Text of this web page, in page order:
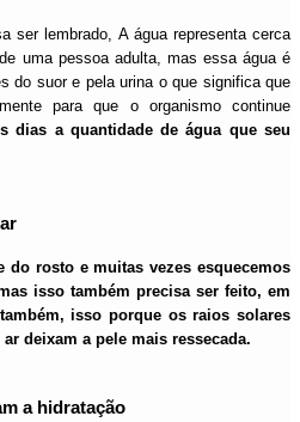
ser lembrado, A água representa cerca
uma pessoa adulta, mas essa água é
do suor e pela urina o que significa que
para que o organismo continue
dias a quantidade de água que seu
do rosto e muitas vezes esquecemos
isso também precisa ser feito, em
isso porque os raios solares
deixam a pele mais ressecada.
a hidratação